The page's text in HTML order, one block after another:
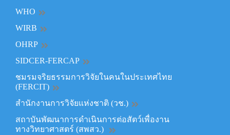
WHO
WIRB
OHRP
SIDCER-FERCAP
ชมรมจริยธรรมการวิจัยในคนในประเทศไทย
(FERCIT)
สำนักงานการวิจัยแห่งชาติ (วช.)
สถาบันพัฒนาการดำเนินการต่อสัตว์เพื่องาน
ทางวิทยาศาสตร์ (สพสว.)